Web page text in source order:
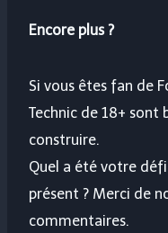
Encore plus ?
Si vous êtes fan de
Technic de 18+ sont
construire.
Quel a été votre défi
présent ? Merci de
commentaires.